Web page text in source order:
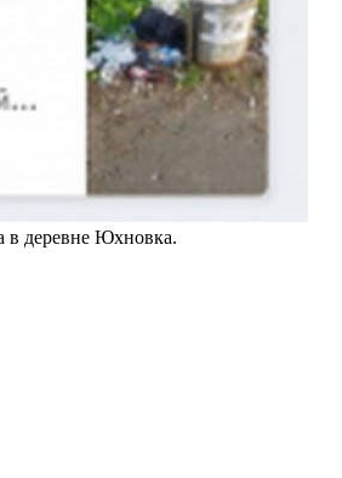
в деревне Юхновка.